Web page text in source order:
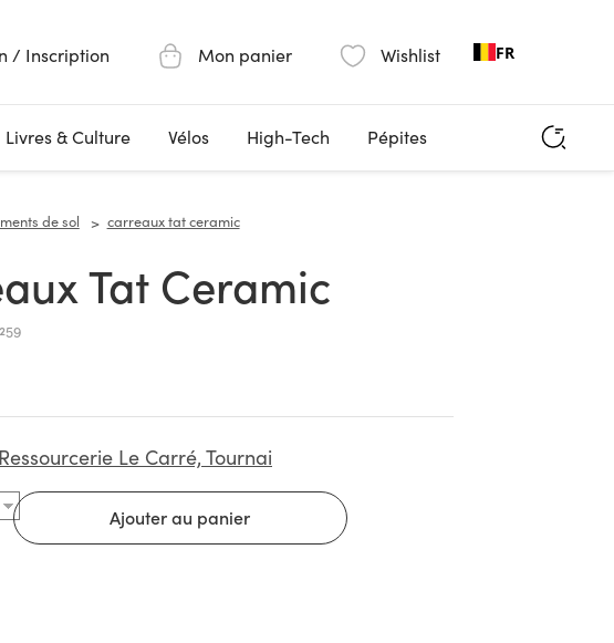
/ Inscription Mon panier Wishlist FR
Livres & Culture Vélos High-Tech Pépites
de sol carreaux tat ceramic
Tat Ceramic
Ressourcerie Le Carré, Tournai